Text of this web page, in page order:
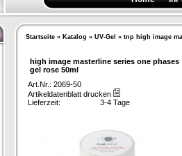
Startseite » Katalog » UV-Gel » tnp high image
high image masterline series one phases
gel rose 50ml
Art.Nr.: 2069-50
Artikeldatenblatt drucken
Lieferzeit:
3-4 Tage